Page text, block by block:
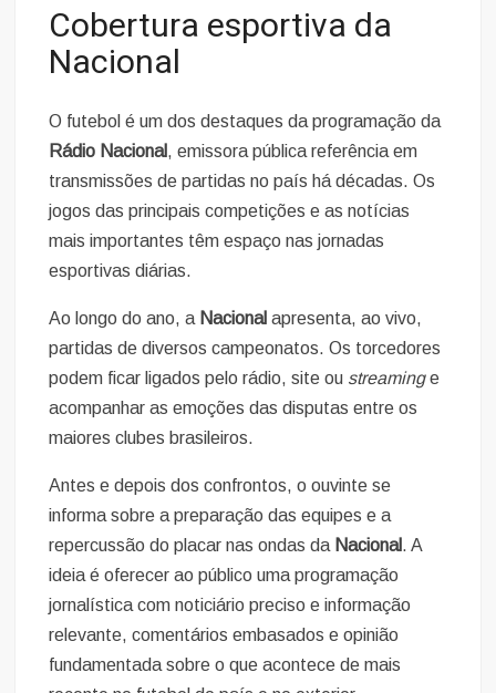
Cobertura esportiva da
Nacional
O futebol é um dos destaques da programação da
Rádio Nacional, emissora pública referência em
transmissões de partidas no país há décadas. Os
jogos das principais competições e as notícias
mais importantes têm espaço nas jornadas
esportivas diárias.
Ao longo do ano, a Nacionalapresenta, ao vivo,
partidas de diversos campeonatos. Os torcedores
podem ficar ligados pelo rádio, site ou streaminge
acompanhar as emoções das disputas entre os
maiores clubes brasileiros.
Antes e depois dos confrontos, o ouvinte se
informa sobre a preparação das equipes e a
repercussão do placar nas ondas da Nacional. A
ideia é oferecer ao público uma programação
jornalística com noticiário preciso e informação
relevante, comentários embasados e opinião
fundamentada sobre o que acontece de mais